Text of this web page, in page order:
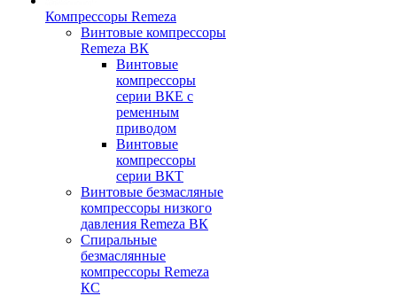
Компрессоры Remeza
Винтовые компрессоры
Remeza ВК
Винтовые
компрессоры
серии ВКЕ с
ременным
приводом
Винтовые
компрессоры
серии ВКТ
Винтовые безмасляные
компрессоры низкого
давления Remeza ВК
Спиральные
безмаслянные
компрессоры Remeza
КС